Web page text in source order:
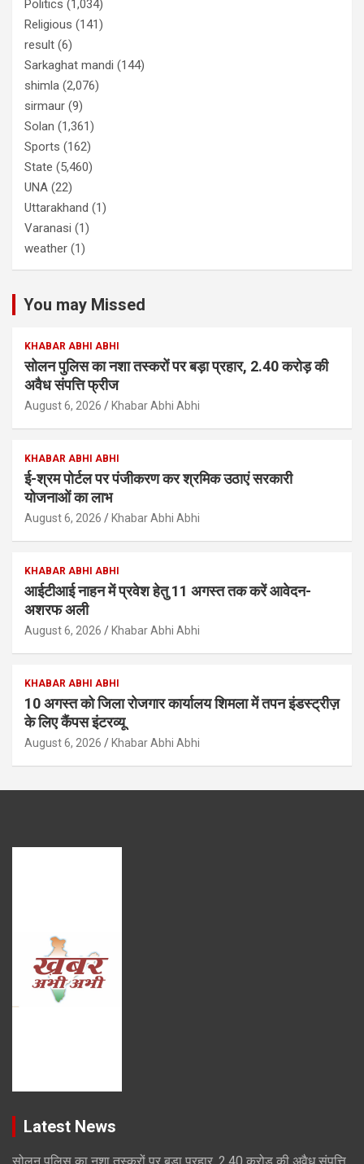
Politics (1,034)
Religious (141)
result (6)
Sarkaghat mandi (144)
shimla (2,076)
sirmaur (9)
Solan (1,361)
Sports (162)
State (5,460)
UNA (22)
Uttarakhand (1)
Varanasi (1)
weather (1)
You may Missed
KHABAR ABHI ABHI
सोलन पुलिस का नशा तस्करों पर बड़ा प्रहार, 2.40 करोड़ की
अवैध संपत्ति फ्रीज
August 6, 2026 Khabar Abhi Abhi
KHABAR ABHI ABHI
ई-श्रम पोर्टल पर पंजीकरण कर श्रमिक उठाएं सरकारी
योजनाओं का लाभ
August 6, 2026 Khabar Abhi Abhi
KHABAR ABHI ABHI
आईटीआई नाहन में प्रवेश हेतु 11 अगस्त तक करें आवेदन-
अशरफ अली
August 6, 2026 Khabar Abhi Abhi
KHABAR ABHI ABHI
10 अगस्त को जिला रोजगार कार्यालय शिमला में तपन इंडस्ट्रीज़
के लिए कैंपस इंटरव्यू
August 6, 2026 Khabar Abhi Abhi
Latest News